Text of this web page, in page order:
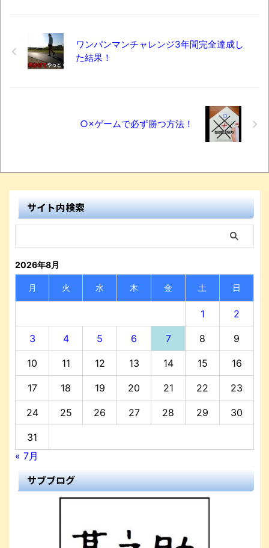
ワンパンマンチャレンジ3年間完全達成し
た結果！
○×ゲームで必ず勝つ方法！
サイト内検索
2026年8月
月 火 水 木 金 土 日
1 2
3 4 5 6 7 8 9
10 11 12 13 14 15 16
17 18 19 20 21 22 23
24 25 26 27 28 29 30
31
« 7月
サブブログ